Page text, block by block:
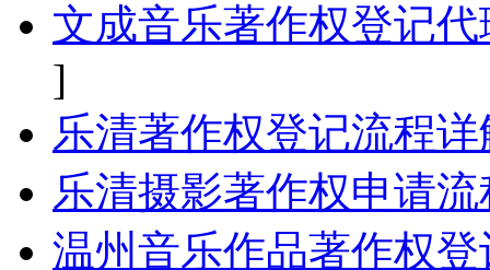
文成音乐著作权登记
]
乐清著作权登记流程详
乐清摄影著作权申请
温州音乐作品著作权